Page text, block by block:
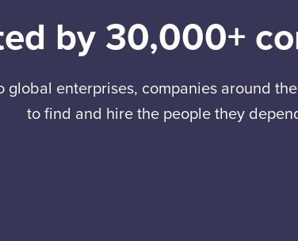
by 30,000+
global enterprises, companies around
to find and hire the people they